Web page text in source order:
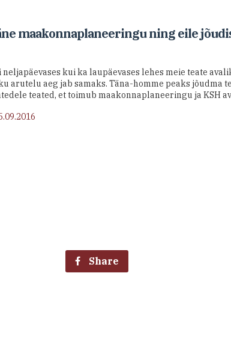
maakonnaplaneeringu ning eile
kui ka laupäevases lehes meie teate
arutelu aeg jab samaks. Täna-homme peaks
teated, et toimub maakonnaplaneeringu ja KSH
Share